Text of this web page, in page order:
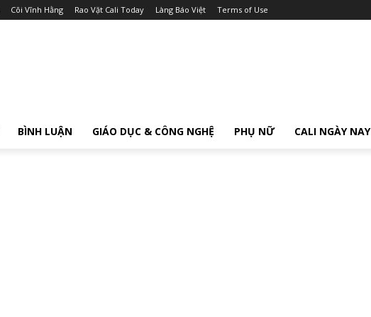
Cõi Vĩnh Hằng Rao Vặt Cali Today Làng Báo Việt Terms of Use
BÌNH LUẬN GIÁO DỤC & CÔNG NGHỆ PHỤ NỮ CALI NGÀY NAY